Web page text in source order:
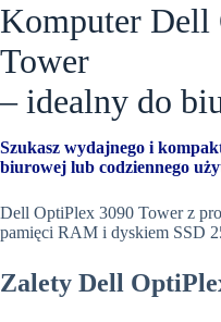
Komputer Dell
Tower
– idealny do
Szukasz wydajnego i
biurowej lub codziennego
Dell OptiPlex 3090 Tower z
pamięci RAM i dyskiem SSD
Zalety Dell